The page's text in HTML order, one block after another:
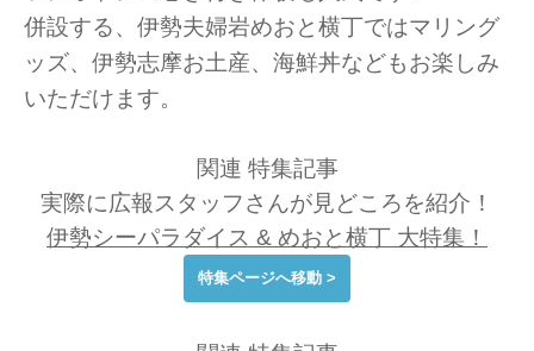
併設する、伊勢夫婦岩めおと横丁ではマリング
ッズ、伊勢志摩お土産、海鮮丼などもお楽しみ
いただけます。
関連 特集記事
実際に広報スタッフさんが見どころを紹介！
伊勢シーパラダイス & めおと横丁 大特集！
特集ページへ移動 >